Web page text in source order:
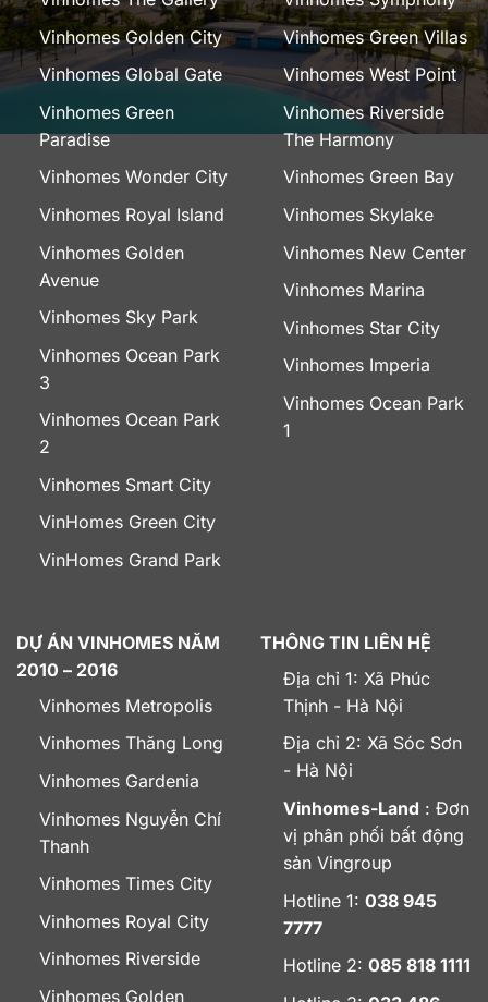
Vinhomes Golden City
Vinhomes Global Gate
Vinhomes Green
Paradise
Vinhomes Wonder City
Vinhomes Royal Island
Vinhomes Golden
Avenue
Vinhomes Sky Park
Vinhomes Ocean Park
3
Vinhomes Ocean Park
2
Vinhomes Smart City
VinHomes Green City
VinHomes Grand Park
Vinhomes Green Villas
Vinhomes West Point
Vinhomes Riverside
The Harmony
Vinhomes Green Bay
Vinhomes Skylake
Vinhomes New Center
Vinhomes Marina
Vinhomes Star City
Vinhomes Imperia
Vinhomes Ocean Park
1
DỰ ÁN VINHOMES NĂM
2010 – 2016
Vinhomes Metropolis
Vinhomes Thăng Long
Vinhomes Gardenia
Vinhomes Nguyễn Chí
Thanh
Vinhomes Times City
Vinhomes Royal City
Vinhomes Riverside
Vinhomes Golden
THÔNG TIN LIÊN HỆ
Địa chỉ 1: Xã Phúc
Thịnh - Hà Nội
Địa chỉ 2: Xã Sóc Sơn
- Hà Nội
Vinhomes-Land : Đơn
vị phân phối bất động
sản Vingroup
Hotline 1: 038 945
7777
Hotline 2: 085 818 1111